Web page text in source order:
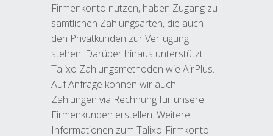
Firmenkonto nutzen, haben Zugang zu
sämtlichen Zahlungsarten, die auch
den Privatkunden zur Verfügung
stehen. Darüber hinaus unterstützt
Talixo Zahlungsmethoden wie AirPlus.
Auf Anfrage können wir auch
Zahlungen via Rechnung für unsere
Firmenkunden erstellen. Weitere
Informationen zum Talixo-Firmkonto